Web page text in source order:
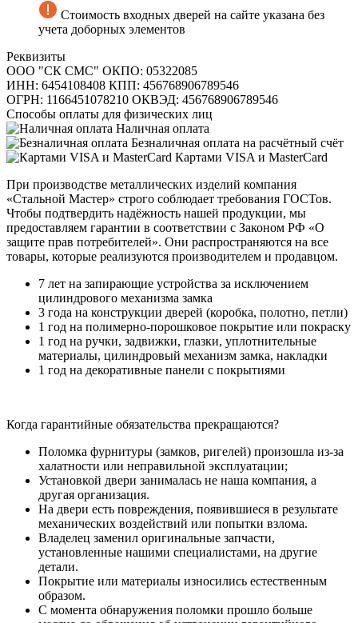
Стоимость входных дверей на сайте указана без
учета доборных элементов
Реквизиты
ООО "СК СМС" ОКПО: 05322085
ИНН: 6454108408 КПП: 456768906789546
ОГРН: 1166451078210 ОКВЭД: 456768906789546
Способы оплаты для физических лиц
Наличная оплата
Безналичная оплата на расчётный счёт
Картами VISA и MasterCard
При производстве металлических изделий компания
«Стальной Мастер» строго соблюдает требования ГОСТов.
Чтобы подтвердить надёжность нашей продукции, мы
предоставляем гарантии в соответствии с Законом РФ «О
защите прав потребителей». Они распространяются на все
товары, которые реализуются производителем и продавцом.
7 лет на запирающие устройства за исключением
цилиндрового механизма замка
3 года на конструкции дверей (коробка, полотно, петли)
1 год на полимерно-порошковое покрытие или покраску
1 год на ручки, задвижки, глазки, уплотнительные
материалы, цилиндровый механизм замка, накладки
1 год на декоративные панели с покрытиями
Когда гарантийные обязательства прекращаются?
Поломка фурнитуры (замков, ригелей) произошла из-за
халатности или неправильной эксплуатации;
Установкой двери занималась не наша компания, а
другая организация.
На двери есть повреждения, появившиеся в результате
механических воздействий или попытки взлома.
Владелец заменил оригинальные запчасти,
установленные нашими специалистами, на другие
детали.
Покрытие или материалы износились естественным
образом.
С момента обнаружения поломки прошло больше